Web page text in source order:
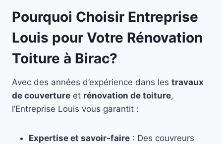
Pourquoi Choisir Entreprise
Louis pour Votre Rénovation
Toiture à Birac?
Avec des années d’expérience dans les travaux
de couverture et rénovation de toiture,
l’Entreprise Louis vous garantit :
Expertise et savoir-faire : Des couvreurs